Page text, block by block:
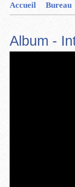
Accueil Bureau
Album -